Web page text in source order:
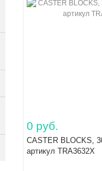
0 руб.
CASTER BLOCKS,
артикул TRA3632X